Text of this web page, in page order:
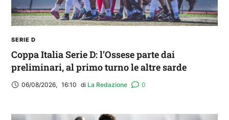
SERIE D
Coppa Italia Serie D: l’Ossese parte dai
preliminari, al primo turno le altre sarde
06/08/2026, 16:10 di La Redazione 0